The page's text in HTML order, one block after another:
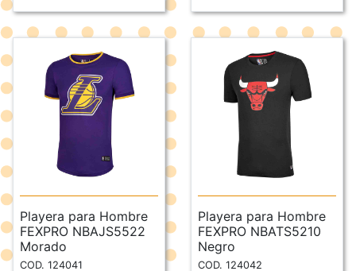
Playera para Hombre
FEXPRO NBAJS5522
Morado
COD. 124041
Playera para Hombre
FEXPRO NBATS5210
Negro
COD. 124042